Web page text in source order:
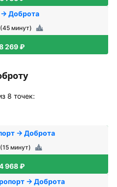
Доброта
минут)
269 ₽
8 точек:
→ Доброта
минут)
968 ₽
→ Доброта